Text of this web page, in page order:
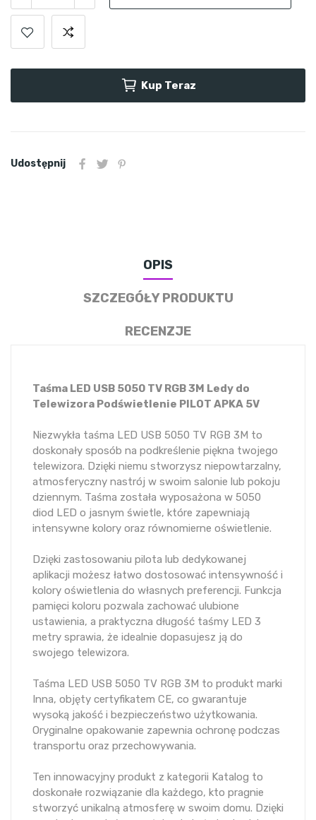
Kup Teraz
Udostępnij
OPIS
SZCZEGÓŁY PRODUKTU
RECENZJE
Taśma LED USB 5050 TV RGB 3M Ledy do
Telewizora Podświetlenie PILOT APKA 5V
Niezwykła taśma LED USB 5050 TV RGB 3M to
doskonały sposób na podkreślenie piękna twojego
telewizora. Dzięki niemu stworzysz niepowtarzalny,
atmosferyczny nastrój w swoim salonie lub pokoju
dziennym. Taśma została wyposażona w 5050
diod LED o jasnym świetle, które zapewniają
intensywne kolory oraz równomierne oświetlenie.
Dzięki zastosowaniu pilota lub dedykowanej
aplikacji możesz łatwo dostosować intensywność i
kolory oświetlenia do własnych preferencji. Funkcja
pamięci koloru pozwala zachować ulubione
ustawienia, a praktyczna długość taśmy LED 3
metry sprawia, że idealnie dopasujesz ją do
swojego telewizora.
Taśma LED USB 5050 TV RGB 3M to produkt marki
Inna, objęty certyfikatem CE, co gwarantuje
wysoką jakość i bezpieczeństwo użytkowania.
Oryginalne opakowanie zapewnia ochronę podczas
transportu oraz przechowywania.
Ten innowacyjny produkt z kategorii Katalog to
doskonałe rozwiązanie dla każdego, kto pragnie
stworzyć unikalną atmosferę w swoim domu. Dzięki